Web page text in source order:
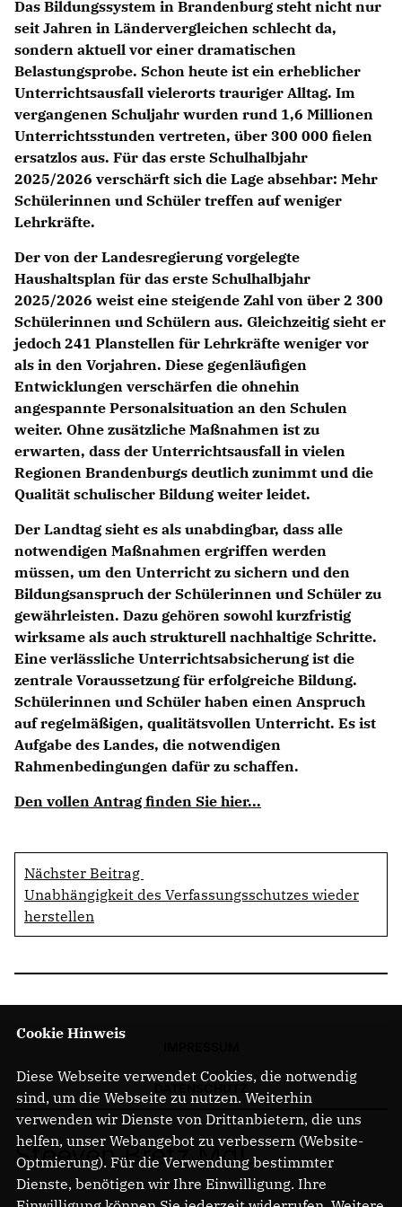
Das Bildungssystem in Brandenburg steht nicht nur
seit Jahren in Ländervergleichen schlecht da,
sondern aktuell vor einer dramatischen
Belastungsprobe. Schon heute ist ein erheblicher
Unterrichtsausfall vielerorts trauriger Alltag. Im
vergangenen Schuljahr wurden rund 1,6 Millionen
Unterrichtsstunden vertreten, über 300 000 fielen
ersatzlos aus. Für das erste Schulhalbjahr
2025/2026 verschärft sich die Lage absehbar: Mehr
Schülerinnen und Schüler treffen auf weniger
Lehrkräfte.
Der von der Landesregierung vorgelegte
Haushaltsplan für das erste Schulhalbjahr
2025/2026 weist eine steigende Zahl von über 2 300
Schülerinnen und Schülern aus. Gleichzeitig sieht er
jedoch 241 Planstellen für Lehrkräfte weniger vor
als in den Vorjahren. Diese gegenläufigen
Entwicklungen verschärfen die ohnehin
angespannte Personalsituation an den Schulen
weiter. Ohne zusätzliche Maßnahmen ist zu
erwarten, dass der Unterrichtsausfall in vielen
Regionen Brandenburgs deutlich zunimmt und die
Qualität schulischer Bildung weiter leidet.
Der Landtag sieht es als unabdingbar, dass alle
notwendigen Maßnahmen ergriffen werden
müssen, um den Unterricht zu sichern und den
Bildungsanspruch der Schülerinnen und Schüler zu
gewährleisten. Dazu gehören sowohl kurzfristig
wirksame als auch strukturell nachhaltige Schritte.
Eine verlässliche Unterrichtsabsicherung ist die
zentrale Voraussetzung für erfolgreiche Bildung.
Schülerinnen und Schüler haben einen Anspruch
auf regelmäßigen, qualitätsvollen Unterricht. Es ist
Aufgabe des Landes, die notwendigen
Rahmenbedingungen dafür zu schaffen.
Den vollen Antrag finden Sie hier...
Nächster Beitrag
Unabhängigkeit des Verfassungsschutzes wieder
herstellen
Steeven Bretz MdL
Cookie Hinweis
Diese Webseite verwendet Cookies, die notwendig
sind, um die Webseite zu nutzen. Weiterhin
verwenden wir Dienste von Drittanbietern, die uns
helfen, unser Webangebot zu verbessern (Website-
Optmierung). Für die Verwendung bestimmter
Dienste, benötigen wir Ihre Einwilligung. Ihre